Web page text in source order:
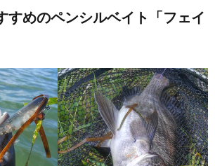
すめのペンシルベイト「フェイ